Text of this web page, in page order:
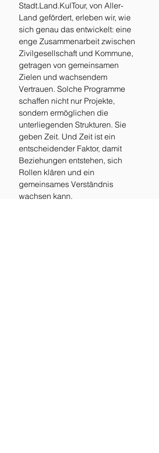
Stadt.Land.KulTour, von Aller-
Land gefördert, erleben wir, wie
sich genau das entwickelt: eine
enge Zusammenarbeit zwischen
Zivilgesellschaft und Kommune,
getragen von gemeinsamen
Zielen und wachsendem
Vertrauen. Solche Programme
schaffen nicht nur Projekte,
sondern ermöglichen die
unterliegenden Strukturen. Sie
geben Zeit. Und Zeit ist ein
entscheidender Faktor, damit
Beziehungen entstehen, sich
Rollen klären und ein
gemeinsames Verständnis
wachsen kann.